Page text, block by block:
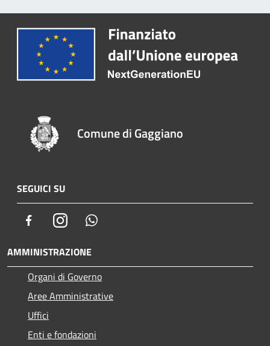
Comune di Gaggiano
SEGUICI SU
FacebookInstagram
AMMINISTRAZIONE
Organi di Governo
Aree Amministrative
Uffici
Enti e fondazioni